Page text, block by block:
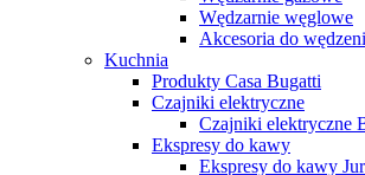
Wędzarnie węglowe
Akcesoria do
Kuchnia
Produkty Casa Bugatti
Czajniki elektryczne
Czajniki elektryczne
Ekspresy do kawy
Ekspresy do kawy